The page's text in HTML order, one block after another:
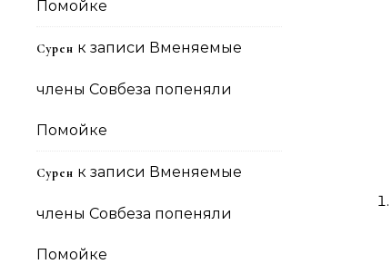
Помойке
Сурен к записи Вменяемые
члены Совбеза попеняли
Помойке
Сурен к записи Вменяемые
члены Совбеза попеняли
Помойке